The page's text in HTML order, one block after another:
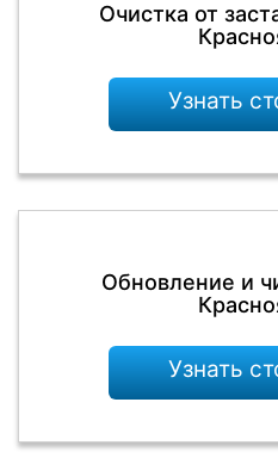
Очистка от
Узнать
Обновление и
Узнать